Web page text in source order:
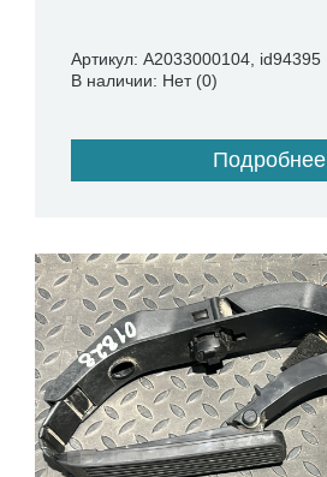
Артикул: A2033000104, id94395
В наличии: Нет (0)
Подробнее